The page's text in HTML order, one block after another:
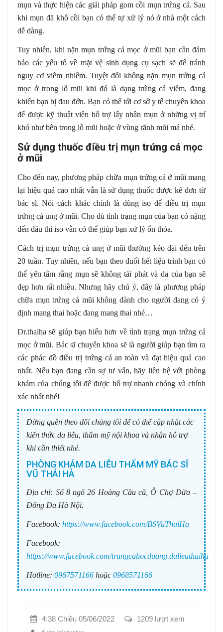
mụn và thực hiện các giải pháp gom cồi mụn trứng cá. Sau
khi mụn đã khô cồi bạn có thể tự xử lý nó ở nhà một cách
dễ dàng.
Tuy nhiên, khi nặn mụn trứng cá mọc ở mũi bạn cần đảm
bảo các yếu tố về mặt vệ sinh dụng cụ sạch sẽ để tránh
nguy cơ viêm nhiễm. Tuyệt đối không nặn mụn trứng cá
mọc ở trong lỗ mũi khi đó là dạng trứng cá viêm, đang
khiến bạn bị đau đớn. Bạn có thể tới cơ sở y tế chuyên khoa
để được kỹ thuật viên hỗ trợ lấy nhân mụn ở những vị trí
khó như bên trong lỗ mũi hoặc ở vùng rãnh mũi má nhé.
Sử dụng thuốc điều trị mụn trứng cá mọc
ở mũi
Cho đến nay, phương pháp chữa mụn trứng cá ở mũi mang
lại hiệu quả cao nhất vẫn là sử dụng thuốc được kê đơn từ
bác sĩ. Nói cách khác chính là dùng iso để điều trị mụn
trứng cá ung ở mũi. Cho dù tình trạng mụn của bạn có nặng
đến đâu thì iso vẫn có thể giúp bạn xử lý ổn thỏa.
Cách trị mụn trứng cá ung ở mũi thường kéo dài đến trên
20 tuần. Tuy nhiên, nếu bạn theo đuổi hết liệu trình bạn có
thể yên tâm rằng mụn sẽ không tái phát và da của bạn sẽ
đẹp hơn rất nhiều. Nhưng hãy chú ý, đây là phương pháp
chữa mụn trứng cá mũi không dành cho người đang có ý
định mang thai hoặc đang mang thai nhé…
Dr.thaiha sẽ giúp bạn hiểu hơn về tình trạng mụn trứng cá
mọc ở mũi. Bác sĩ chuyên khoa sẽ là người giúp bạn tìm ra
các phác đồ điều trị trứng cá an toàn và đạt hiệu quả cao
nhất. Nếu bạn đang cần sự tư vấn, hãy liên hệ với phòng
khám của chúng tôi để được hỗ trợ nhanh chóng và chính
xác nhất nhé!
Đừng quên theo dõi chúng tôi để có thể cập nhật các
kiến thức da liễu, thẩm mỹ nội khoa và nhận hỗ trợ
khi cần thiết nhé.
PHÒNG KHÁM DA LIỄU THẨM MỸ BÁC SĨ
VŨ THÁI HÀ
Địa chỉ: Số 8 ngõ 26 Hoàng Cầu cũ, Ô Chợ Dừa –
Đống Đa Hà Nội.
Facebook: https://www.facebook.com/BSVuThaiHa
Facebook:
https://www.facebook.com/trungcahocduong.dalieuthaiha
Hotline: 0967571166 hoặc 0968571166
4:38 Chiều 05/06/2022
1209 lượt xem